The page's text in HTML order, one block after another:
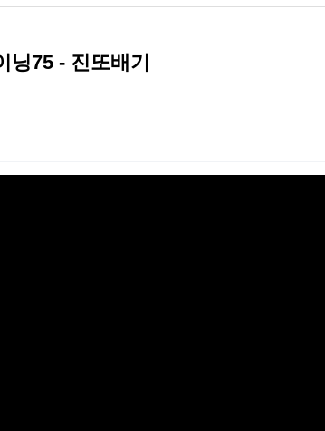
75 - 진또배기